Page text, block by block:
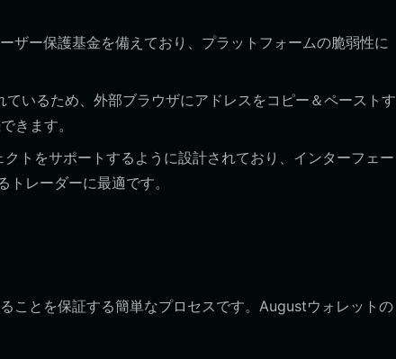
ザー保護基金を備えており、プラットフォームの脆弱性に
いるため、外部ブラウザにアドレスをコピー＆ペーストす
きます。
トをサポートするように設計されており、インターフェー
レーダーに最適です。
ことを保証する簡単なプロセスです。Augustウォレットの